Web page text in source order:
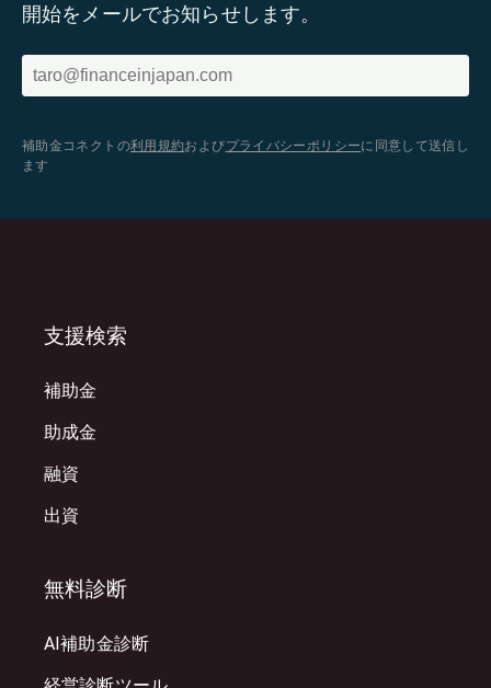
開始をメールでお知らせします。
補助金コネクトの利用規約およびプライバシーポリシーに同意して送信し
ます
支援検索
補助金
助成金
融資
出資
無料診断
AI補助金診断